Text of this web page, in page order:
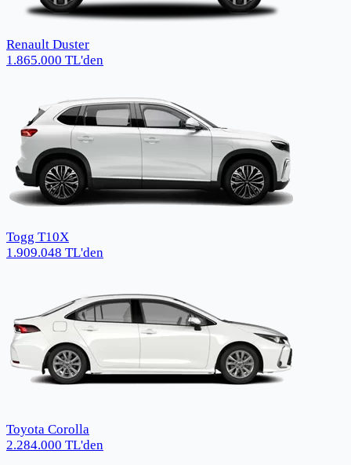
Renault Duster
1.865.000 TL'den
Togg T10X
1.909.048 TL'den
Toyota Corolla
2.284.000 TL'den